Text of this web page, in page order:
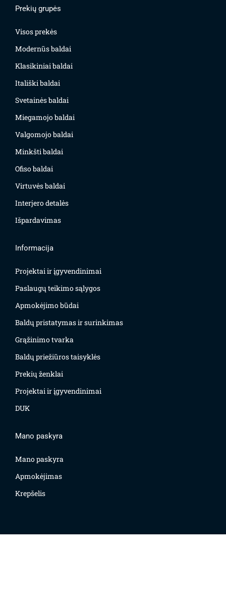
Prekių grupės
Visos prekės
Modernūs baldai
Klasikiniai baldai
Itališki baldai
Svetainės baldai
Miegamojo baldai
Valgomojo baldai
Minkšti baldai
Ofiso baldai
Virtuvės baldai
Interjero detalės
Išpardavimas
Informacija
Projektai ir įgyvendinimai
Paslaugų teikimo sąlygos
Apmokėjimo būdai
Baldų pristatymas ir surinkimas
Grąžinimo tvarka
Baldų priežiūros taisyklės
Prekių ženklai
Projektai ir įgyvendinimai
DUK
Mano paskyra
Mano paskyra
Apmokėjimas
Krepšelis